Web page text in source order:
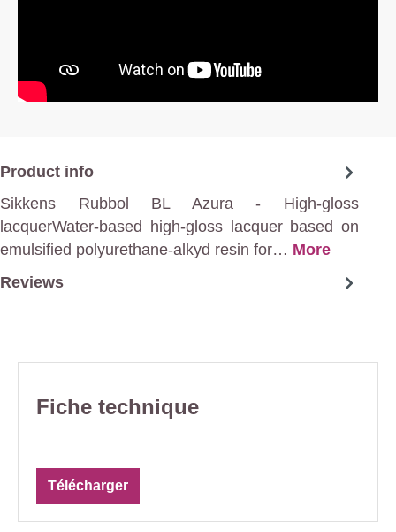
Product info
Sikkens Rubbol BL Azura - High-gloss
lacquerWater-based high-gloss lacquer based on
emulsified polyurethane-alkyd resin for… More
Reviews
Fiche technique
Télécharger